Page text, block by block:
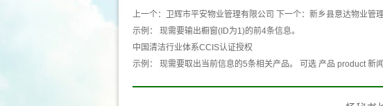
上一个： 卫辉市平安物业管理有限公司 下一个： 新乡县意达物业管
示例： 现需要输出橱窗(ID为1)的前4条信息。
中国清洁行业体系CCIS认证授权
示例： 现需要取出当前信息的5条相关产品。 可选 产品 product 新